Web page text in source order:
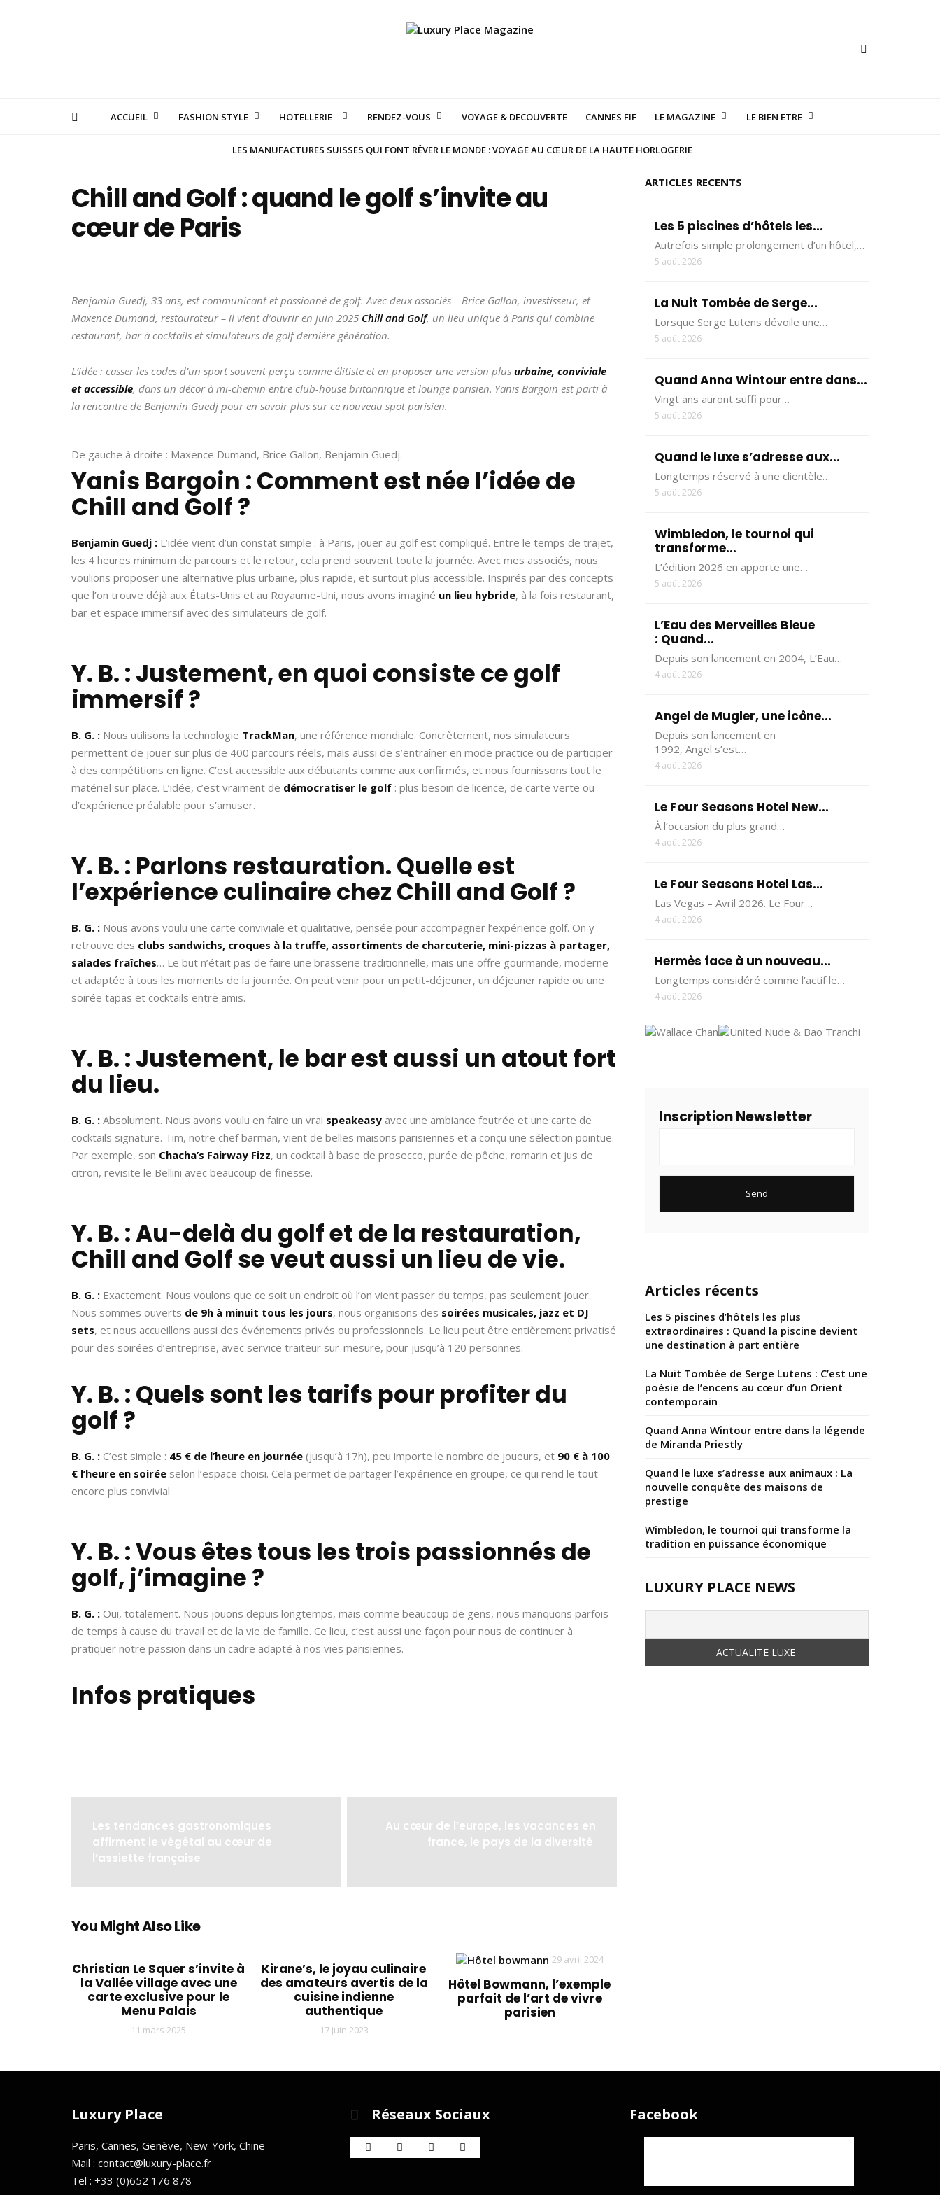
ACCUEIL FASHION STYLE HOTELLERIE RENDEZ-VOUS VOYAGE & DECOUVERTE CANNES FIF LE MAGAZINE LE BIEN ETRE
LES MANUFACTURES SUISSES QUI FONT RÊVER LE MONDE : VOYAGE AU CŒUR DE LA HAUTE HORLOGERIE
Chill and Golf : quand le golf s’invite au
cœur de Paris
Benjamin Guedj, 33 ans, est communicant et passionné de golf. Avec deux associés – Brice Gallon, investisseur, et
Maxence Dumand, restaurateur – il vient d’ouvrir en juin 2025 Chill and Golf, un lieu unique à Paris qui combine
restaurant, bar à cocktails et simulateurs de golf dernière génération.
L’idée : casser les codes d’un sport souvent perçu comme élitiste et en proposer une version plus urbaine, conviviale
et accessible, dans un décor à mi-chemin entre club-house britannique et lounge parisien. Yanis Bargoin est parti à
la rencontre de Benjamin Guedj pour en savoir plus sur ce nouveau spot parisien.
De gauche à droite : Maxence Dumand, Brice Gallon, Benjamin Guedj.
Yanis Bargoin : Comment est née l’idée de
Chill and Golf ?
Benjamin Guedj : L’idée vient d’un constat simple : à Paris, jouer au golf est compliqué. Entre le temps de trajet,
les 4 heures minimum de parcours et le retour, cela prend souvent toute la journée. Avec mes associés, nous
voulions proposer une alternative plus urbaine, plus rapide, et surtout plus accessible. Inspirés par des concepts
que l’on trouve déjà aux États-Unis et au Royaume-Uni, nous avons imaginé un lieu hybride, à la fois restaurant,
bar et espace immersif avec des simulateurs de golf.
Y. B. : Justement, en quoi consiste ce golf
immersif ?
B. G. : Nous utilisons la technologie TrackMan, une référence mondiale. Concrètement, nos simulateurs
permettent de jouer sur plus de 400 parcours réels, mais aussi de s’entraîner en mode practice ou de participer
à des compétitions en ligne. C’est accessible aux débutants comme aux confirmés, et nous fournissons tout le
matériel sur place. L’idée, c’est vraiment de démocratiser le golf : plus besoin de licence, de carte verte ou
d’expérience préalable pour s’amuser.
Y. B. : Parlons restauration. Quelle est
l’expérience culinaire chez Chill and Golf ?
B. G. : Nous avons voulu une carte conviviale et qualitative, pensée pour accompagner l’expérience golf. On y
retrouve des clubs sandwichs, croques à la truffe, assortiments de charcuterie, mini-pizzas à partager,
salades fraîches… Le but n’était pas de faire une brasserie traditionnelle, mais une offre gourmande, moderne
et adaptée à tous les moments de la journée. On peut venir pour un petit-déjeuner, un déjeuner rapide ou une
soirée tapas et cocktails entre amis.
Y. B. : Justement, le bar est aussi un atout fort
du lieu.
B. G. : Absolument. Nous avons voulu en faire un vrai speakeasy avec une ambiance feutrée et une carte de
cocktails signature. Tim, notre chef barman, vient de belles maisons parisiennes et a conçu une sélection pointue.
Par exemple, son Chacha’s Fairway Fizz, un cocktail à base de prosecco, purée de pêche, romarin et jus de
citron, revisite le Bellini avec beaucoup de finesse.
Y. B. : Au-delà du golf et de la restauration,
Chill and Golf se veut aussi un lieu de vie.
B. G. : Exactement. Nous voulons que ce soit un endroit où l’on vient passer du temps, pas seulement jouer.
Nous sommes ouverts de 9h à minuit tous les jours, nous organisons des soirées musicales, jazz et DJ
sets, et nous accueillons aussi des événements privés ou professionnels. Le lieu peut être entièrement privatisé
pour des soirées d’entreprise, avec service traiteur sur-mesure, pour jusqu’à 120 personnes.
Y. B. : Quels sont les tarifs pour profiter du
golf ?
B. G. : C’est simple : 45 € de l’heure en journée (jusqu’à 17h), peu importe le nombre de joueurs, et 90 € à 100
€ l’heure en soirée selon l’espace choisi. Cela permet de partager l’expérience en groupe, ce qui rend le tout
encore plus convivial
Y. B. : Vous êtes tous les trois passionnés de
golf, j’imagine ?
B. G. : Oui, totalement. Nous jouons depuis longtemps, mais comme beaucoup de gens, nous manquons parfois
de temps à cause du travail et de la vie de famille. Ce lieu, c’est aussi une façon pour nous de continuer à
pratiquer notre passion dans un cadre adapté à nos vies parisiennes.
Infos pratiques
Les tendances gastronomiques
affirment le végétal au cœur de
l’assiette française
Au cœur de l’europe, les vacances en
france, le pays de la diversité
You Might Also Like
Christian Le Squer s’invite à
la Vallée village avec une
carte exclusive pour le
Menu Palais
11 mars 2025
Kirane’s, le joyau culinaire
des amateurs avertis de la
cuisine indienne
authentique
17 juin 2023
Hôtel Bowmann, l’exemple
parfait de l’art de vivre
parisien
29 avril 2024
ARTICLES RECENTS
Les 5 piscines d’hôtels les...
Autrefois simple prolongement d’un hôtel,…
5 août 2026
La Nuit Tombée de Serge...
Lorsque Serge Lutens dévoile une…
5 août 2026
Quand Anna Wintour entre dans...
Vingt ans auront suffi pour…
5 août 2026
Quand le luxe s’adresse aux...
Longtemps réservé à une clientèle…
5 août 2026
Wimbledon, le tournoi qui
transforme...
L’édition 2026 en apporte une…
5 août 2026
L’Eau des Merveilles Bleue
: Quand...
Depuis son lancement en 2004, L’Eau…
4 août 2026
Angel de Mugler, une icône...
Depuis son lancement en
1992, Angel s’est…
4 août 2026
Le Four Seasons Hotel New...
À l’occasion du plus grand…
4 août 2026
Le Four Seasons Hotel Las...
Las Vegas – Avril 2026. Le Four…
4 août 2026
Hermès face à un nouveau...
Longtemps considéré comme l’actif le…
4 août 2026
Inscription Newsletter
Articles récents
Les 5 piscines d’hôtels les plus
extraordinaires : Quand la piscine devient
une destination à part entière
La Nuit Tombée de Serge Lutens : C’est une
poésie de l’encens au cœur d’un Orient
contemporain
Quand Anna Wintour entre dans la légende
de Miranda Priestly
Quand le luxe s’adresse aux animaux : La
nouvelle conquête des maisons de
prestige
Wimbledon, le tournoi qui transforme la
tradition en puissance économique
LUXURY PLACE NEWS
Luxury Place
Paris, Cannes, Genève, New-York, Chine
Mail : contact@luxury-place.fr
Tel : +33 (0)652 176 878
Réseaux Sociaux Facebook